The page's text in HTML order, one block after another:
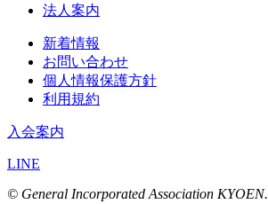
法人案内
新着情報
お問い合わせ
個人情報保護方針
利用規約
入会案内
LINE
© General Incorporated Association KYOEN.